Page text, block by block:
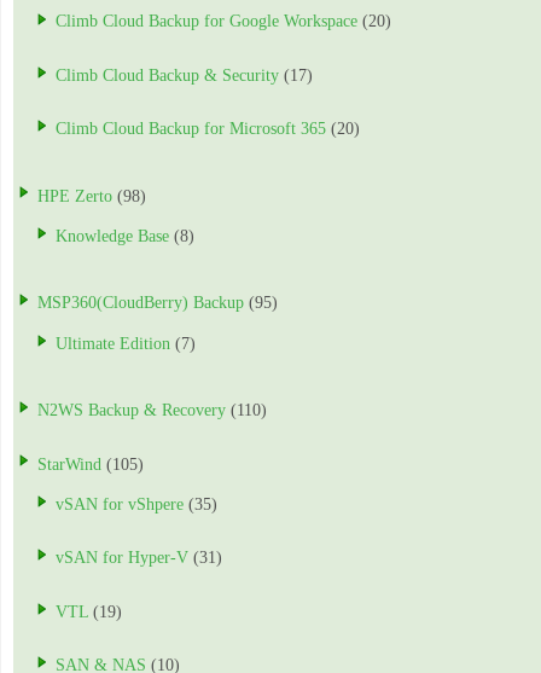
Climb Cloud Backup for Google Workspace (20)
Climb Cloud Backup & Security (17)
Climb Cloud Backup for Microsoft 365 (20)
HPE Zerto (98)
Knowledge Base (8)
MSP360(CloudBerry) Backup (95)
Ultimate Edition (7)
N2WS Backup & Recovery (110)
StarWind (105)
vSAN for vShpere (35)
vSAN for Hyper-V (31)
VTL (19)
SAN & NAS (10)